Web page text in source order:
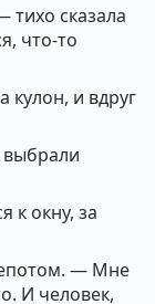
сказала
что-то
кулон, и вдруг
к окну, за
— Мне
И человек,